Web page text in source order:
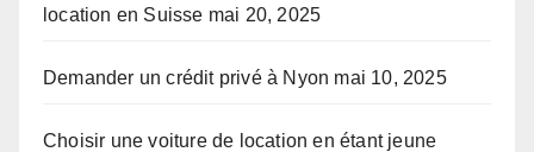
location en Suisse mai 20, 2025
Demander un crédit privé à Nyon mai 10, 2025
Choisir une voiture de location en étant jeune